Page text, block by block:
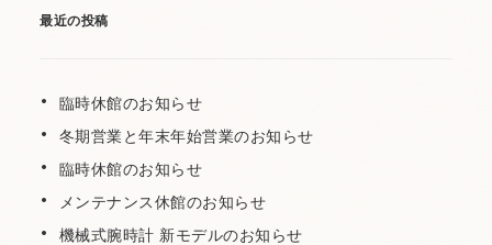
最近の投稿
臨時休館のお知らせ
冬期営業と年末年始営業のお知らせ
臨時休館のお知らせ
メンテナンス休館のお知らせ
機械式腕時計 新モデルのお知らせ